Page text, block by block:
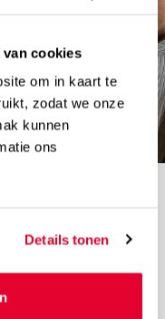
van cookies
om in kaart te
zodat we onze
kunnen
ons
Details tonen